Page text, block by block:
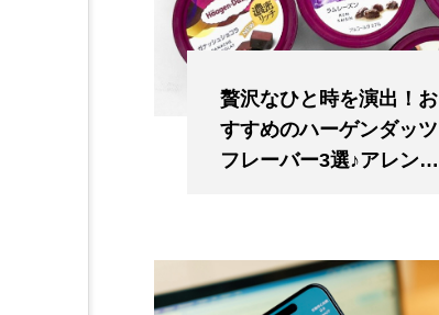
贅沢なひと時を演出！お
すすめのハーゲンダッツ
フレーバー3選♪アレンジ